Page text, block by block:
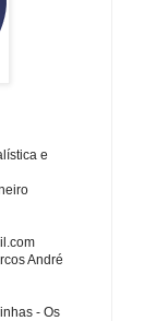
e
André
- Os